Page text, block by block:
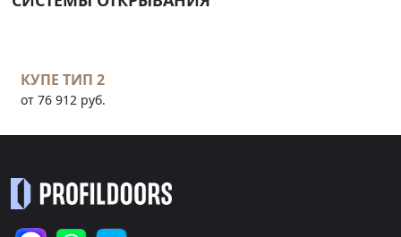
КУПЕ ТИП 2
от 76 912 руб.